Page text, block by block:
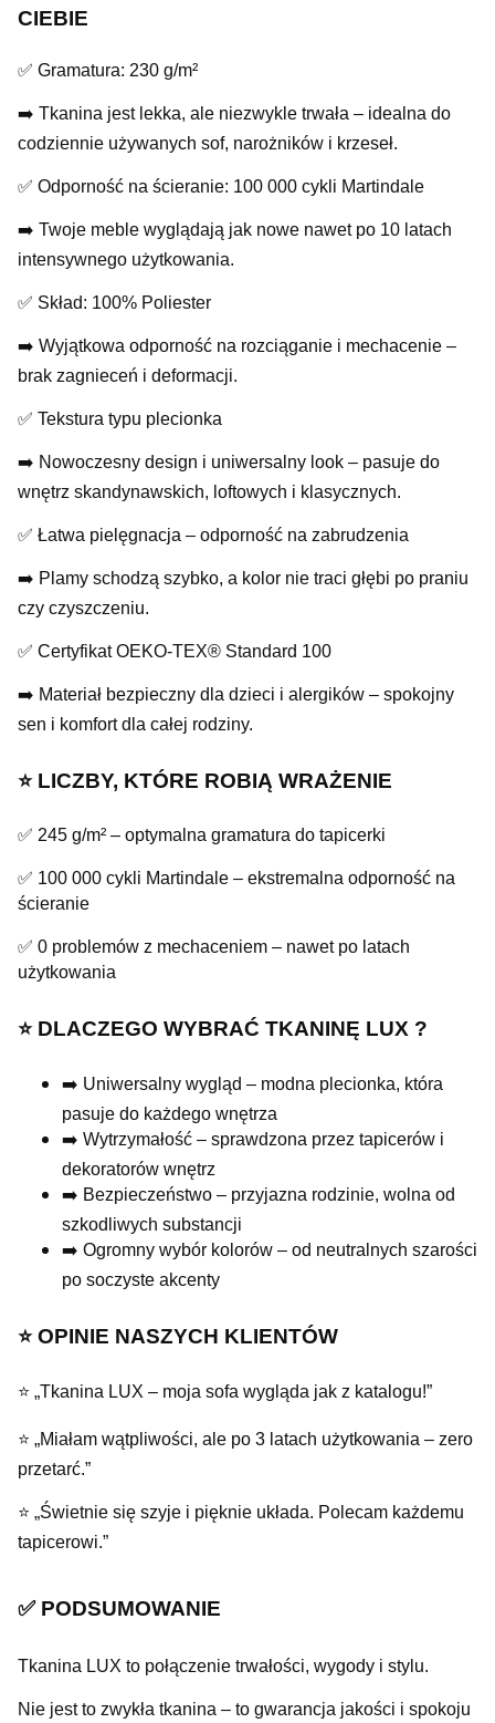
CIEBIE
✅ Gramatura: 230 g/m²
➡️ Tkanina jest lekka, ale niezwykle trwała – idealna do
codziennie używanych sof, narożników i krzeseł.
✅ Odporność na ścieranie: 100 000 cykli Martindale
➡️ Twoje meble wyglądają jak nowe nawet po 10 latach
intensywnego użytkowania.
✅ Skład: 100% Poliester
➡️ Wyjątkowa odporność na rozciąganie i mechacenie –
brak zagnieceń i deformacji.
✅ Tekstura typu plecionka
➡️ Nowoczesny design i uniwersalny look – pasuje do
wnętrz skandynawskich, loftowych i klasycznych.
✅ Łatwa pielęgnacja – odporność na zabrudzenia
➡️ Plamy schodzą szybko, a kolor nie traci głębi po praniu
czy czyszczeniu.
✅ Certyfikat OEKO-TEX® Standard 100
➡️ Materiał bezpieczny dla dzieci i alergików – spokojny
sen i komfort dla całej rodziny.
⭐️ LICZBY, KTÓRE ROBIĄ WRAŻENIE
✅ 245 g/m² – optymalna gramatura do tapicerki
✅ 100 000 cykli Martindale – ekstremalna odporność na
ścieranie
✅ 0 problemów z mechaceniem – nawet po latach
użytkowania
⭐️ DLACZEGO WYBRAĆ TKANINĘ LUX ?
➡️ Uniwersalny wygląd – modna plecionka, która
pasuje do każdego wnętrza
➡️ Wytrzymałość – sprawdzona przez tapicerów i
dekoratorów wnętrz
➡️ Bezpieczeństwo – przyjazna rodzinie, wolna od
szkodliwych substancji
➡️ Ogromny wybór kolorów – od neutralnych szarości
po soczyste akcenty
⭐️ OPINIE NASZYCH KLIENTÓW
⭐ „Tkanina LUX – moja sofa wygląda jak z katalogu!”
⭐ „Miałam wątpliwości, ale po 3 latach użytkowania – zero
przetarć.”
⭐ „Świetnie się szyje i pięknie układa. Polecam każdemu
tapicerowi.”
✅ PODSUMOWANIE
Tkanina LUX to połączenie trwałości, wygody i stylu.
Nie jest to zwykła tkanina – to gwarancja jakości i spokoju